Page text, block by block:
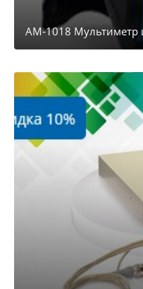
АМ-1018 Мультиметр